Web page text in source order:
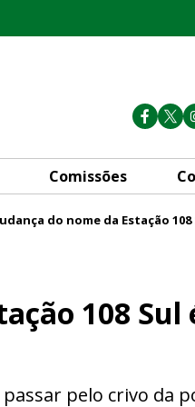
Comissões
108
pelo crivo da